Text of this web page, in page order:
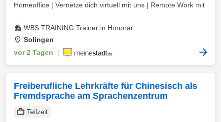
Homeoffice | Vernetze dich virtuell mit uns | Remote Work mit
WBS TRAINING Trainer:in Honorar
Solingen
vor 2 Tagen
Freiberufliche Lehrkräfte für Chinesisch als
Fremdsprache am Sprachenzentrum
Teilzeit